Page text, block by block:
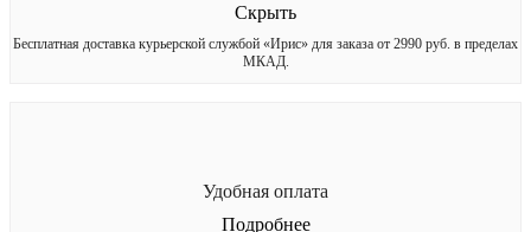
Скрыть
Бесплатная доставка курьерской службой «Ирис» для заказа от 2990 руб. в пределах
МКАД.
Удобная оплата
Подробнее